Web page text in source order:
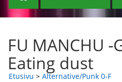
FU MANCHU -
Eating dust
Etusivu > Alternative/Punk 0-F